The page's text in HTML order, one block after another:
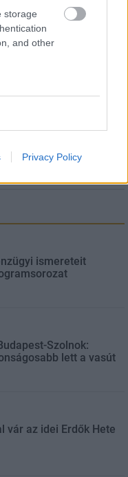
storage
and other
Privacy Policy
az
ismereteit
Szolnok:
lett a vasút
vár az idei Erdők Hete